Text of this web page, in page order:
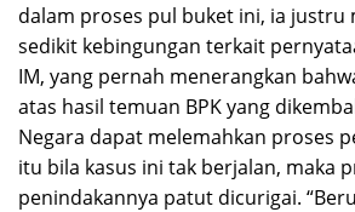
dalam proses pul buket ini, ia justru
sedikit kebingungan terkait
IM, yang pernah menerangkan
atas hasil temuan BPK yang
Negara dapat melemahkan proses
itu bila kasus ini tak berjalan, maka
penindakannya patut dicurigai.